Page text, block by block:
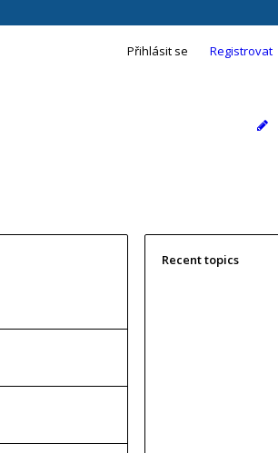
Přihlásit se Registrovat
Recent topics